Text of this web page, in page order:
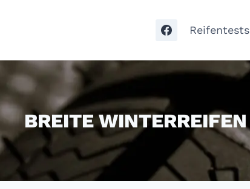
Reifentests
BREITE WINTERREIFEN